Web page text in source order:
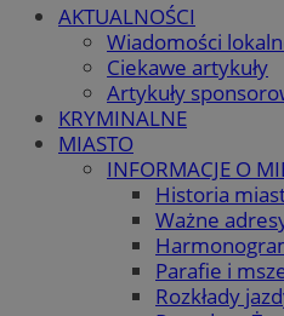
AKTUALNOŚCI
Wiadomości
Ciekawe artykuły
Artykuły
KRYMINALNE
MIASTO
INFORMACJE O
Historia
Ważne
Parafie i
Rozkłady